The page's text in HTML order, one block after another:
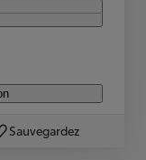
Sauvegardez